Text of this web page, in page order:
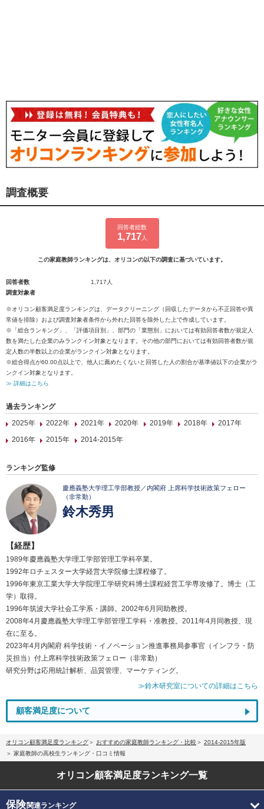
調査概要
回答者総数
1,717 人
この家庭教師ランキングは、オリコンの以下の調査に基づいています。
回答者数
1,717人
調査対象者
※オリコン顧客満足度ランキングは、データクリーニング（回収したデータから不正回答や異
常値を排除）および調査対象者条件から外れた回答を除外した上で作成しています。
※「総合ランキング」、「評価項目別」、部門の「業態別」においては有効回答者数が規定人
数を満たした企業のみランクイン対象となります。その他の部門においては有効回答者数が規
定人数の半数以上の企業がランクイン対象となります。
※総合得点が60.00点以上で、他人に薦めたくないと回答した人の割合が基準値以下の企業がラ
ンクイン対象となります。
≫ 詳細はこちら
過去ランキング
2025年
2022年 2021年 2020年 2019年 2018年
2017年
2016年
2015年 2014-2015年
ランキング監修
慶應義塾大学理工学部教授／内閣府 上席科学技術政策フェロー
（非常勤）
鈴木秀男
【経歴】
1989年慶應義塾大学理工学部管理工学科卒業。
1992年ロチェスター大学経営大学院修士課程修了。
1996年東京工業大学大学院理工学研究科博士課程経営工学専攻修了。博士（工
学）取得。
1996年筑波大学社会工学系・講師。2002年6月同助教授。
2008年4月慶應義塾大学理工学部管理工学科・准教授。2011年4月同教授、現
在に至る。
2023年4月内閣府 科学技術・イノベーション推進事務局参事官（インフラ・防
災担当）付上席科学技術政策フェロー（非常勤）
研究分野は応用統計解析、品質管理、マーケティング。
≫鈴木研究室についての詳細はこちら
顧客満足度について
オリコン顧客満足度ランキング おすすめの家庭教師ランキング・比較
2014-2015年版
家庭教師の高校生ランキング・口コミ情報
オリコン顧客満足度ランキング一覧
保険関連ランキング